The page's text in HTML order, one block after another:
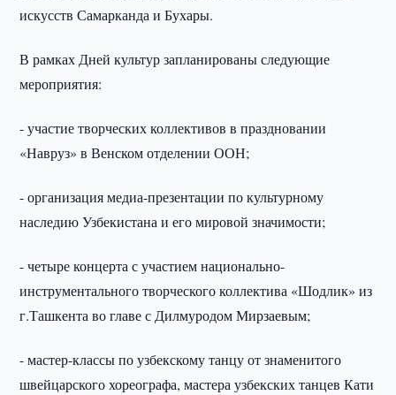
искусств Самарканда и Бухары.
В рамках Дней культур запланированы следующие
мероприятия:
- участие творческих коллективов в праздновании
«Навруз» в Венском отделении ООН;
- организация медиа-презентации по культурному
наследию Узбекистана и его мировой значимости;
- четыре концерта с участием национально-
инструментального творческого коллектива «Шодлик» из
г.Ташкента во главе с Дилмуродом Мирзаевым;
- мастер-классы по узбекскому танцу от знаменитого
швейцарского хореографа, мастера узбекских танцев Кати